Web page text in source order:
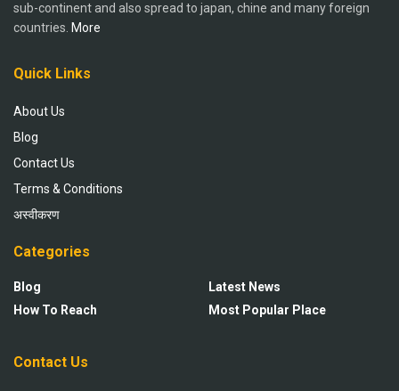
sub-continent and also spread to japan, chine and many foreign
countries. More
Quick Links
About Us
Blog
Contact Us
Terms & Conditions
अस्वीकरण
Categories
Blog
How To Reach
Latest News
Most Popular Place
Contact Us